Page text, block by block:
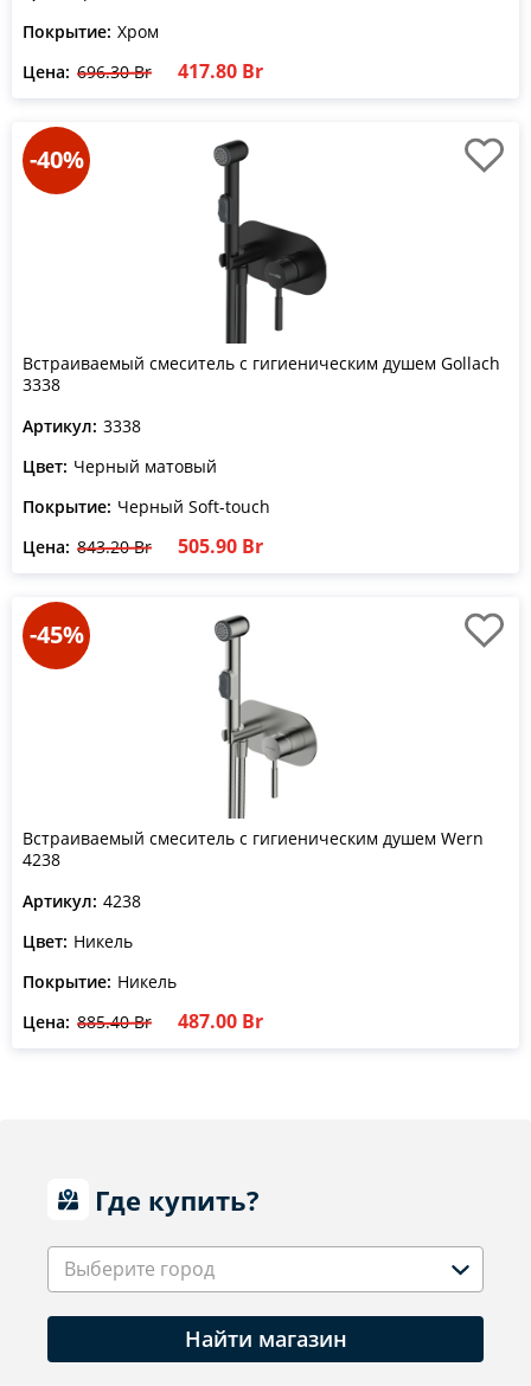
Покрытие: Хром
Цена: 696.30 Br 417.80 Br
-40%
Встраиваемый смеситель с гигиеническим душем Gollach
3338
Артикул: 3338
Цвет: Черный матовый
Покрытие: Черный Soft-touch
Цена: 843.20 Br 505.90 Br
-45%
Встраиваемый смеситель с гигиеническим душем Wern
4238
Артикул: 4238
Цвет: Никель
Покрытие: Никель
Цена: 885.40 Br 487.00 Br
Где купить?
Выберите город
Найти магазин